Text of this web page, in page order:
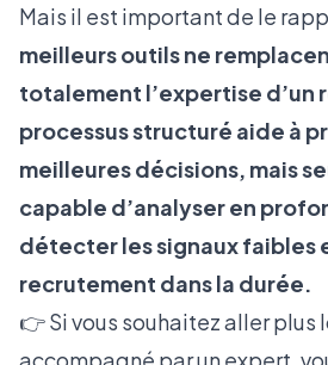
Mais il est important de le
meilleurs outils ne
totalement l’expertise d’un
processus structuré aide à
meilleures décisions, mais
capable d’analyser en
détecter les signaux faibles
recrutement dans la durée.
👉 Si vous souhaitez aller plus